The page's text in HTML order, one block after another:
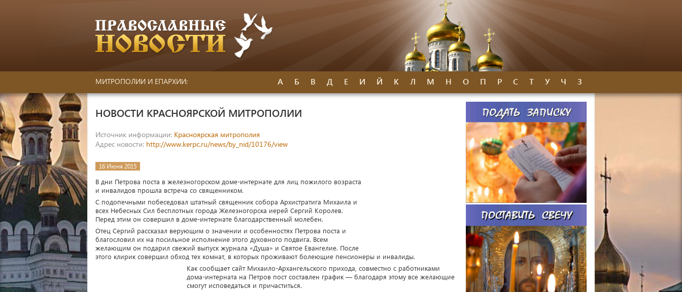
МИТРОПОЛИИ И ЕПАРХИИ: А Б В Д Е И Й К Л М Н О П Р С Т У Ч З
НОВОСТИ КРАСНОЯРСКОЙ МИТРОПОЛИИ
Источник информации: Красноярская митрополия
Адрес новости: http://www.kerpc.ru/news/by_nid/10176/view
16 Июня 2015
В дни Петрова поста в железногорском доме-интернате для лиц пожилого возраста
и инвалидов прошла встреча со священником.
С подопечными побеседовал штатный священник собора Архистратига Михаила и
всех Небесных Сил бесплотных города Железногорска иерей Сергий Королев.
Перед этим он совершил в доме-интернате благодарственный молебен.
Отец Сергий рассказал верующим о значении и особенностях Петрова поста и
благословил их на посильное исполнение этого духовного подвига. Всем
желающим он подарил свежий выпуск журнала «Душа» и Святое Евангелие. После
этого клирик совершил обход тех комнат, в которых проживают болеющие пенсионеры и инвалиды.
Как сообщает сайт Михаило-Архангельского прихода, совместно с работниками
дома-интерната на Петров пост составлен график — благодаря этому все желающие
смогут исповедаться и причаститься.